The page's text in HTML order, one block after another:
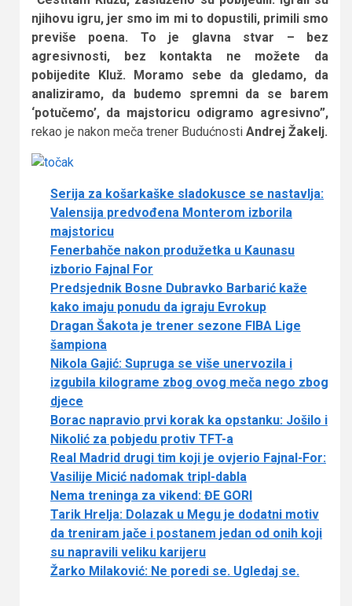
njihovu igru, jer smo im mi to dopustili, primili smo
previše poena. To je glavna stvar – bez
agresivnosti, bez kontakta ne možete da
pobijedite Kluž. Moramo sebe da gledamo, da
analiziramo, da budemo spremni da se barem
‘potučemo’, da majstoricu odigramo agresivno”,
rekao je nakon meča trener Budućnosti Andrej Žakelj.
Serija za košarkaške sladokusce se nastavlja:
Valensija predvođena Monterom izborila
majstoricu
Fenerbahče nakon produžetka u Kaunasu
izborio Fajnal For
Predsjednik Bosne Dubravko Barbarić kaže
kako imaju ponudu da igraju Evrokup
Dragan Šakota je trener sezone FIBA Lige
šampiona
Nikola Gajić: Supruga se više unervozila i
izgubila kilograme zbog ovog meča nego zbog
djece
Borac napravio prvi korak ka opstanku: Jošilo i
Nikolić za pobjedu protiv TFT-a
Real Madrid drugi tim koji je ovjerio Fajnal-For:
Vasilije Micić nadomak tripl-dabla
Nema treninga za vikend: ĐE GORI
Tarik Hrelja: Dolazak u Megu je dodatni motiv
da treniram jače i postanem jedan od onih koji
su napravili veliku karijeru
Žarko Milaković: Ne poredi se. Ugledaj se.